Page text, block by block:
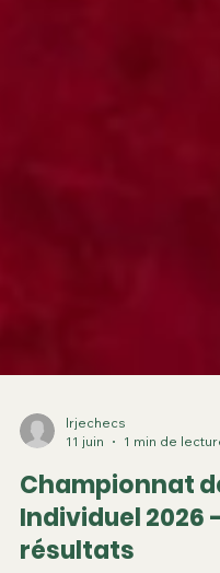
lrjechecs
11 juin
1 min de lecture